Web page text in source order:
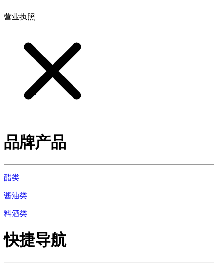
营业执照
品牌产品
醋类
酱油类
料酒类
快捷导航